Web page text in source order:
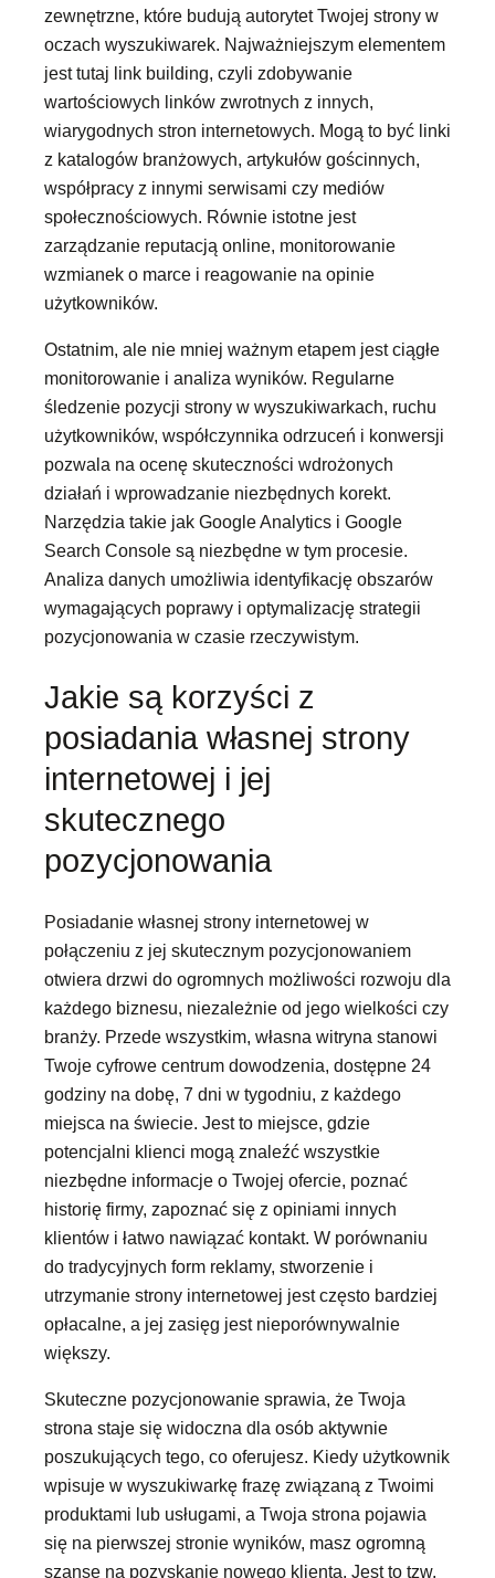
zewnętrzne, które budują autorytet Twojej strony w
oczach wyszukiwarek. Najważniejszym elementem
jest tutaj link building, czyli zdobywanie
wartościowych linków zwrotnych z innych,
wiarygodnych stron internetowych. Mogą to być linki
z katalogów branżowych, artykułów gościnnych,
współpracy z innymi serwisami czy mediów
społecznościowych. Równie istotne jest
zarządzanie reputacją online, monitorowanie
wzmianek o marce i reagowanie na opinie
użytkowników.
Ostatnim, ale nie mniej ważnym etapem jest ciągłe
monitorowanie i analiza wyników. Regularne
śledzenie pozycji strony w wyszukiwarkach, ruchu
użytkowników, współczynnika odrzuceń i konwersji
pozwala na ocenę skuteczności wdrożonych
działań i wprowadzanie niezbędnych korekt.
Narzędzia takie jak Google Analytics i Google
Search Console są niezbędne w tym procesie.
Analiza danych umożliwia identyfikację obszarów
wymagających poprawy i optymalizację strategii
pozycjonowania w czasie rzeczywistym.
Jakie są korzyści z
posiadania własnej strony
internetowej i jej
skutecznego
pozycjonowania
Posiadanie własnej strony internetowej w
połączeniu z jej skutecznym pozycjonowaniem
otwiera drzwi do ogromnych możliwości rozwoju dla
każdego biznesu, niezależnie od jego wielkości czy
branży. Przede wszystkim, własna witryna stanowi
Twoje cyfrowe centrum dowodzenia, dostępne 24
godziny na dobę, 7 dni w tygodniu, z każdego
miejsca na świecie. Jest to miejsce, gdzie
potencjalni klienci mogą znaleźć wszystkie
niezbędne informacje o Twojej ofercie, poznać
historię firmy, zapoznać się z opiniami innych
klientów i łatwo nawiązać kontakt. W porównaniu
do tradycyjnych form reklamy, stworzenie i
utrzymanie strony internetowej jest często bardziej
opłacalne, a jej zasięg jest nieporównywalnie
większy.
Skuteczne pozycjonowanie sprawia, że Twoja
strona staje się widoczna dla osób aktywnie
poszukujących tego, co oferujesz. Kiedy użytkownik
wpisuje w wyszukiwarkę frazę związaną z Twoimi
produktami lub usługami, a Twoja strona pojawia
się na pierwszej stronie wyników, masz ogromną
szansę na pozyskanie nowego klienta. Jest to tzw.